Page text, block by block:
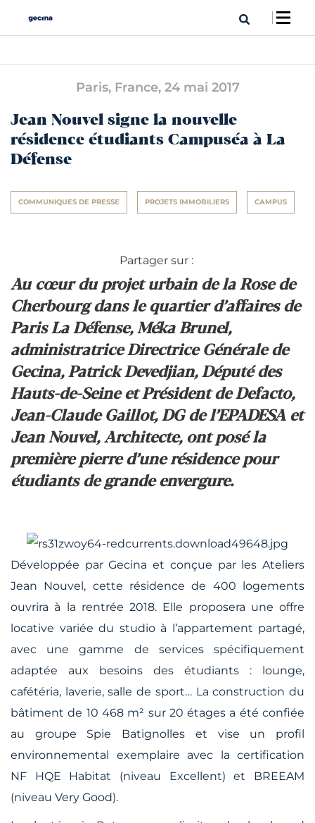
Paris, France, 24 mai 2017
Jean Nouvel signe la nouvelle
résidence étudiants Campuséa à La
Défense
COMMUNIQUES DE PRESSE PROJETS IMMOBILIERS CAMPUS
Partager sur :
Au cœur du projet urbain de la Rose de
Cherbourg dans le quartier d’affaires de
Paris La Défense, Méka Brunel,
administratrice Directrice Générale de
Gecina, Patrick Devedjian, Député des
Hauts-de-Seine et Président de Defacto,
Jean-Claude Gaillot, DG de l’EPADESA et
Jean Nouvel, Architecte, ont posé la
première pierre d’une résidence pour
étudiants de grande envergure.
Développée par Gecina et conçue par les Ateliers
Jean Nouvel, cette résidence de 400 logements
ouvrira à la rentrée 2018. Elle proposera une offre
locative variée du studio à l’appartement partagé,
avec une gamme de services spécifiquement
adaptée aux besoins des étudiants : lounge,
cafétéria, laverie, salle de sport… La construction du
bâtiment de 10 468 m² sur 20 étages a été confiée
au groupe Spie Batignolles et vise un profil
environnemental exemplaire avec la certification
NF HQE Habitat (niveau Excellent) et BREEAM
(niveau Very Good).